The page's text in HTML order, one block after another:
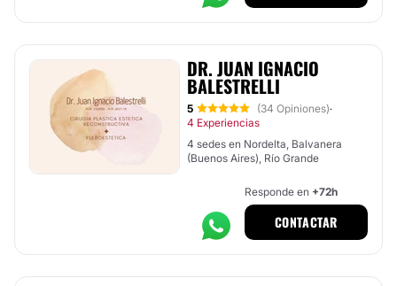
DR. JUAN IGNACIO
BALESTRELLI
5 (34 Opiniones)·
4 Experiencias
4 sedes en Nordelta, Balvanera
(Buenos Aires), Río Grande
Responde en +72h
CONTACTAR